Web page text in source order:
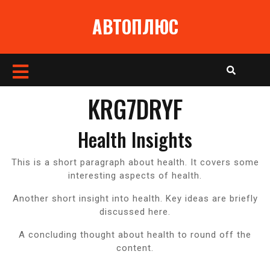
АВТОПЛЮС
Кнопка
KRG7DRYF
Health Insights
This is a short paragraph about health. It covers some
interesting aspects of health.
Another short insight into health. Key ideas are briefly
discussed here.
A concluding thought about health to round off the
content.